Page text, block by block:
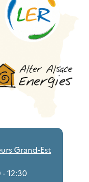
Grand-Est
12:30